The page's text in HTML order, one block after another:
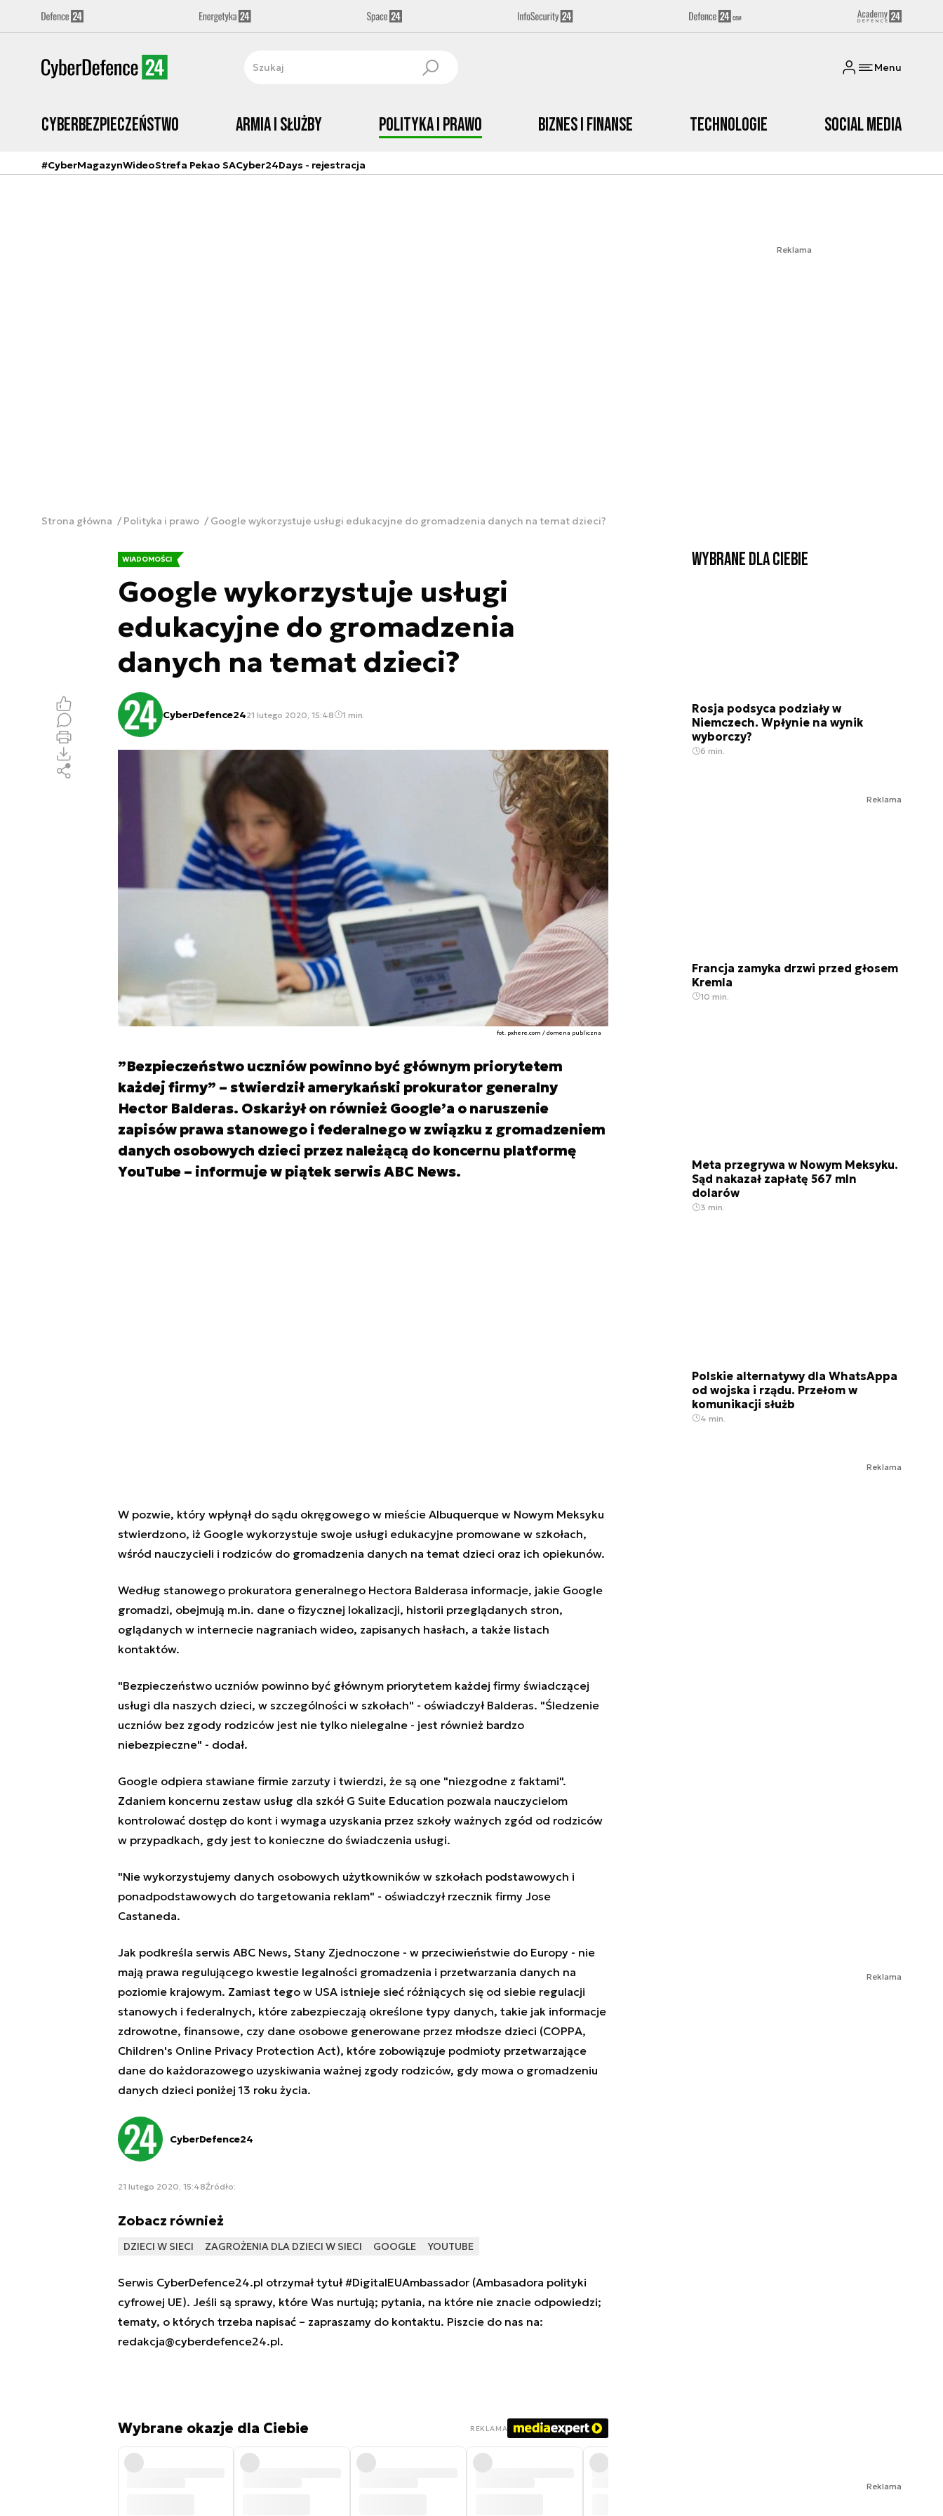
Menu
Cyberbezpieczeństwo Armia i Służby Polityka i prawo Biznes i Finanse Technologie Social media
#CyberMagazynWideoStrefa Pekao SACyber24Days - rejestracja
Reklama
Strona główna Polityka i prawo Google wykorzystuje usługi edukacyjne do gromadzenia danych na temat dzieci?
WIADOMOŚCI
Google wykorzystuje usługi
edukacyjne do gromadzenia
danych na temat dzieci?
CyberDefence2421 lutego 2020, 15:48 1 min.
fot. pxhere.com / domena publiczna
”Bezpieczeństwo uczniów powinno być głównym priorytetem
każdej firmy” – stwierdził amerykański prokurator generalny
Hector Balderas. Oskarżył on również Google’a o naruszenie
zapisów prawa stanowego i federalnego w związku z gromadzeniem
danych osobowych dzieci przez należącą do koncernu platformę
YouTube – informuje w piątek serwis ABC News.
W pozwie, który wpłynął do sądu okręgowego w mieście Albuquerque w Nowym Meksyku
stwierdzono, iż Google wykorzystuje swoje usługi edukacyjne promowane w szkołach,
wśród nauczycieli i rodziców do gromadzenia danych na temat dzieci oraz ich opiekunów.
Według stanowego prokuratora generalnego Hectora Balderasa informacje, jakie Google
gromadzi, obejmują m.in. dane o fizycznej lokalizacji, historii przeglądanych stron,
oglądanych w internecie nagraniach wideo, zapisanych hasłach, a także listach
kontaktów.
"Bezpieczeństwo uczniów powinno być głównym priorytetem każdej firmy świadczącej
usługi dla naszych dzieci, w szczególności w szkołach" - oświadczył Balderas. "Śledzenie
uczniów bez zgody rodziców jest nie tylko nielegalne - jest również bardzo
niebezpieczne" - dodał.
Google odpiera stawiane firmie zarzuty i twierdzi, że są one "niezgodne z faktami".
Zdaniem koncernu zestaw usług dla szkół G Suite Education pozwala nauczycielom
kontrolować dostęp do kont i wymaga uzyskania przez szkoły ważnych zgód od rodziców
w przypadkach, gdy jest to konieczne do świadczenia usługi.
"Nie wykorzystujemy danych osobowych użytkowników w szkołach podstawowych i
ponadpodstawowych do targetowania reklam" - oświadczył rzecznik firmy Jose
Castaneda.
Jak podkreśla serwis ABC News, Stany Zjednoczone - w przeciwieństwie do Europy - nie
mają prawa regulującego kwestie legalności gromadzenia i przetwarzania danych na
poziomie krajowym. Zamiast tego w USA istnieje sieć różniących się od siebie regulacji
stanowych i federalnych, które zabezpieczają określone typy danych, takie jak informacje
zdrowotne, finansowe, czy dane osobowe generowane przez młodsze dzieci (COPPA,
Children's Online Privacy Protection Act), które zobowiązuje podmioty przetwarzające
dane do każdorazowego uzyskiwania ważnej zgody rodziców, gdy mowa o gromadzeniu
danych dzieci poniżej 13 roku życia.
CyberDefence24
21 lutego 2020, 15:48Źródło:
Zobacz również
DZIECI W SIECI ZAGROŻENIA DLA DZIECI W SIECI GOOGLE YOUTUBE
Serwis CyberDefence24.pl otrzymał tytuł #DigitalEUAmbassador (Ambasadora polityki
cyfrowej UE). Jeśli są sprawy, które Was nurtują; pytania, na które nie znacie odpowiedzi;
tematy, o których trzeba napisać – zapraszamy do kontaktu. Piszcie do nas na:
redakcja@cyberdefence24.pl.
Wybrane okazje dla Ciebie REKLAMA
Wybrane dla Ciebie
Rosja podsyca podziały w
Niemczech. Wpłynie na wynik
wyborczy?
6 min.
Reklama
Francja zamyka drzwi przed głosem
Kremla
10 min.
Meta przegrywa w Nowym Meksyku.
Sąd nakazał zapłatę 567 mln
dolarów
3 min.
Polskie alternatywy dla WhatsAppa
od wojska i rządu. Przełom w
komunikacji służb
4 min.
Reklama
Reklama
Reklama